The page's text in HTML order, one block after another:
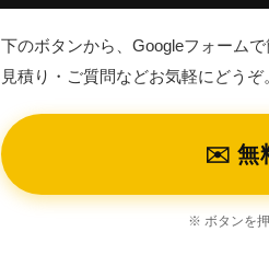
下のボタンから、Googleフォーム
見積り・ご質問などお気軽にどうぞ
✉️ 無
※ ボタンを